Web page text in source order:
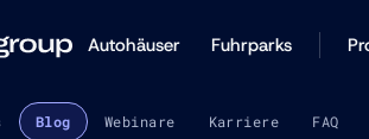
Autohäuser Fuhrparks
Blog Webinare Karriere FAQ